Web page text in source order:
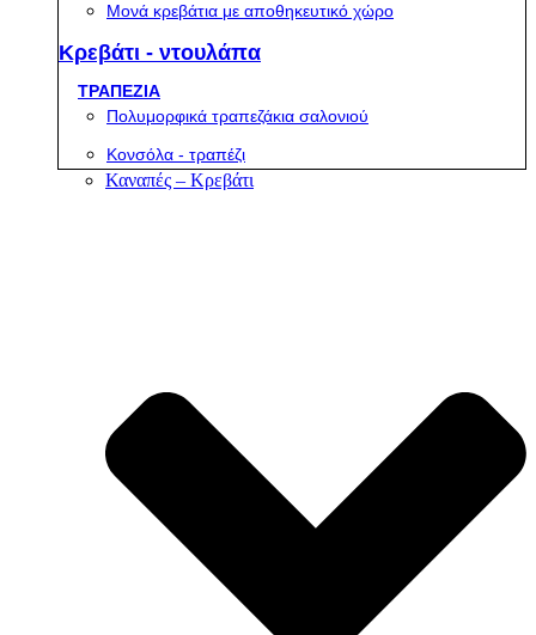
Μονά κρεβάτια με αποθηκευτικό χώρο
Κρεβάτι - ντουλάπα
ΤΡΑΠΕΖΙΑ
Πολυμορφικά τραπεζάκια σαλονιού
Κονσόλα - τραπέζι
Καναπές – Κρεβάτι